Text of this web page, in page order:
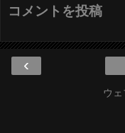
コメントを投稿
‹
ウ